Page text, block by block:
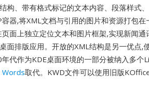
构、带有格式标记的文本内容、段落样式
器,将XML文档与引用的图片和资源打包在
面上独立定位文本和图片框架,实现新闻通
面排版应用。开放的XML结构是另一优点,
代作为KDE桌面环境的一部分被纳入多个
Words取代。KWD文件可以使用旧版